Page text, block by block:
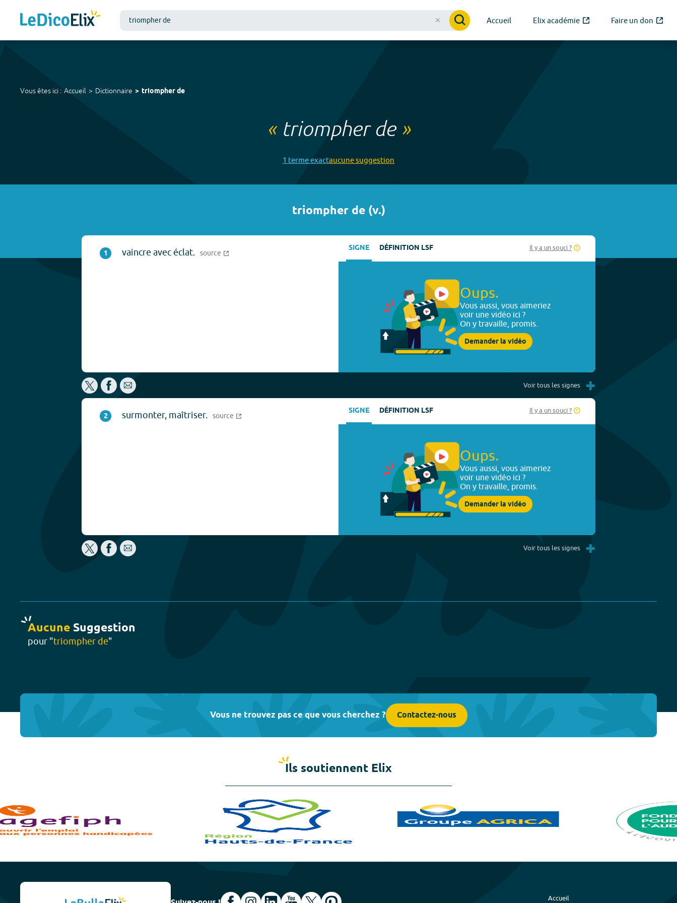
Accueil Elix académie Faire un don
Vous êtes ici : Accueil Dictionnaire triompher de
« triompher de»
1 termeexactaucunesuggestion
triompher de(v.)
1 vaincre avec éclat. source SIGNE DÉFINITION LSF Il y a un souci ?
Oups.
Vous aussi, vous aimeriez
voir une vidéo ici ?
On y travaille, promis.
Demander la vidéo
Voir tous les signes +
2 surmonter, maîtriser. source SIGNE DÉFINITION LSF Il y a un souci ?
Oups.
Vous aussi, vous aimeriez
voir une vidéo ici ?
On y travaille, promis.
Demander la vidéo
Voir tous les signes +
Aucune Suggestion
pour "triompher de"
Vous ne trouvez pas ce que vous cherchez ? Contactez-nous
Ils soutiennent Elix
Accueil